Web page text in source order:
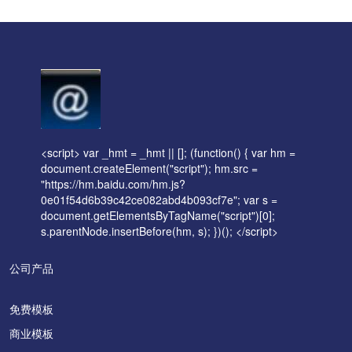
<script> var _hmt = _hmt || []; (function() { var hm =
document.createElement("script"); hm.src =
"https://hm.baidu.com/hm.js?
0e01f54d6b39c42ce082abd4b093cf7e"; var s =
document.getElementsByTagName("script")[0];
s.parentNode.insertBefore(hm, s); })(); </script>
公司产品
免费模板
商业模板